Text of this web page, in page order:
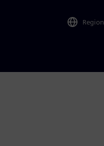
Region